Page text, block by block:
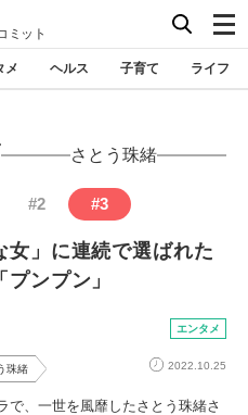
ミット
メ ヘルス 子育て ライフ
さとう珠緒
#2 #3
女」に連続で選ばれた
ンプン」
エンタメ
珠緒 2022.10.25
で、一世を風靡したさとう珠緒さ